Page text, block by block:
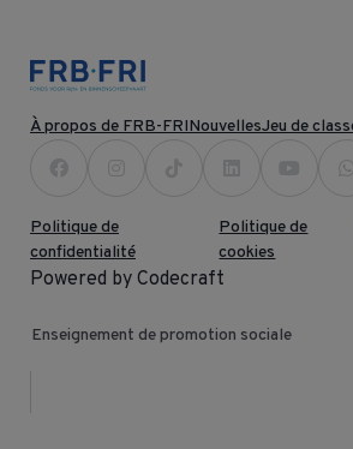
À propos de FRB-FRINouvellesJeu de
Politique de
confidentialité
Politique de
cookies
Powered by Codecraft
Enseignement de promotion sociale